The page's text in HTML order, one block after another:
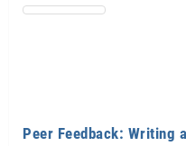
Peer Feedback: Writing